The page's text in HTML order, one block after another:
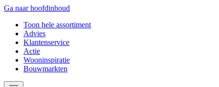
Ga naar hoofdinhoud
Toon hele assortiment
Advies
Klantenservice
Actie
Wooninspiratie
Bouwmarkten